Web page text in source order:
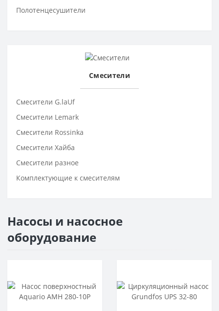
Полотенцесушители
Смесители
Смесители G.laUf
Смесители Lemark
Смесители Rossinka
Смесители Хайба
Смесители разное
Комплектующие к смесителям
Насосы и насосное
оборудование